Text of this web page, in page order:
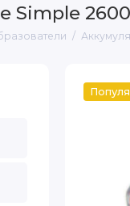
Simple 2600